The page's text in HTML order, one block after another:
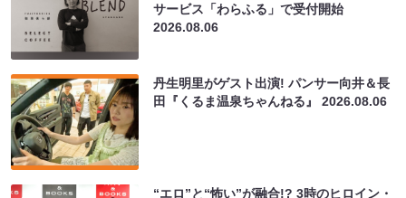
サービス「わらふる」で受付開始
2026.08.06
丹生明里がゲスト出演! パンサー向井＆長
田『くるま温泉ちゃんねる』2026.08.06
“エロ”と“怖い”が融合!? 3時のヒロイン・